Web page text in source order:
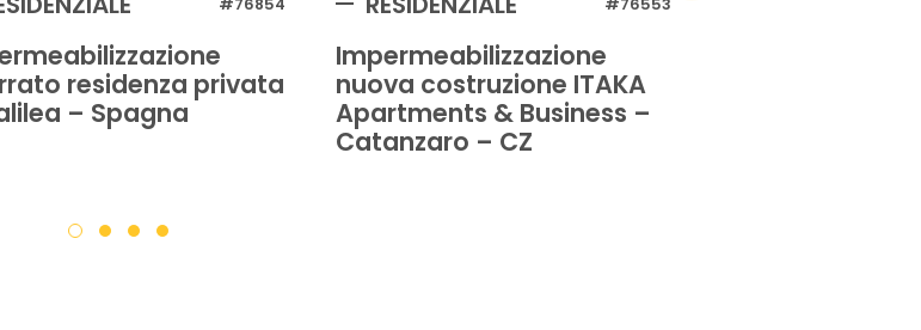
residenza privata
– Spagna
Impermeabilizzazione
nuova costruzione ITAKA
Apartments & Business –
Catanzaro – CZ